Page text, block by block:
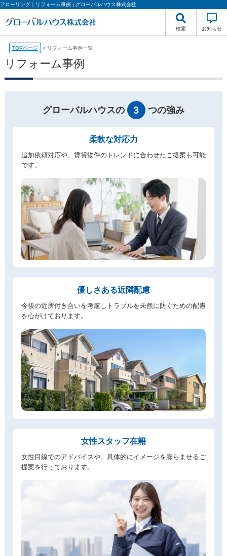
フローリング｜リフォーム事例 | グローバルハウス株式会社
検索 お知らせ
TOPページ > リフォーム事例一覧
リフォーム事例
グローバルハウスの 3 つの強み
柔軟な対応力
追加依頼対応や、賃貸物件のトレンドに合わせたご提案も可能
です。
優しさある近隣配慮
今後の近所付き合いを考慮しトラブルを未然に防ぐための配慮
を心がけております。
女性スタッフ在籍
女性目線でのアドバイスや、具体的にイメージを膨らませるご
提案を行っております。